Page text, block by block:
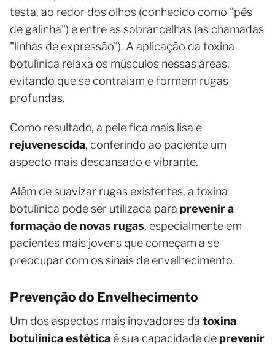
testa, ao redor dos olhos (conhecido como "pés
de galinha") e entre as sobrancelhas (as chamadas
"linhas de expressão"). A aplicação da toxina
botulínica relaxa os músculos nessas áreas,
evitando que se contraiam e formem rugas
profundas.
Como resultado, a pele fica mais lisa e
rejuvenescida, conferindo ao paciente um
aspecto mais descansado e vibrante.
Além de suavizar rugas existentes, a toxina
botulínica pode ser utilizada para prevenir a
formação de novas rugas, especialmente em
pacientes mais jovens que começam a se
preocupar com os sinais de envelhecimento.
Prevenção do Envelhecimento
Um dos aspectos mais inovadores da toxina
botulínica estética é sua capacidade de prevenir